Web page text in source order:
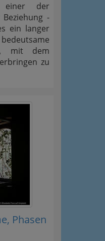
der
-
ein langer
mit dem
zu
Phasen